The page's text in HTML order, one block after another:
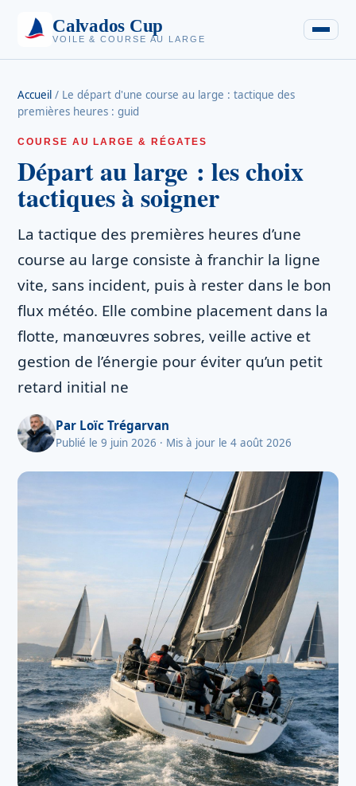
Calvados Cup
VOILE & COURSE AU LARGE
Accueil / Le départ d'une course au large : tactique des
premières heures : guid
COURSE AU LARGE & RÉGATES
Départ au large : les choix
tactiques à soigner
La tactique des premières heures d’une
course au large consiste à franchir la ligne
vite, sans incident, puis à rester dans le bon
flux météo. Elle combine placement dans la
flotte, manœuvres sobres, veille active et
gestion de l’énergie pour éviter qu’un petit
retard initial ne
Par Loïc Trégarvan
Publié le 9 juin 2026 · Mis à jour le 4 août 2026